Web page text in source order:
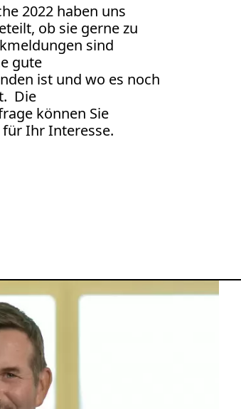
2022 haben uns
ob sie gerne zu
sind
gute
ist und wo es noch
Die
können Sie
für Ihr Interesse.